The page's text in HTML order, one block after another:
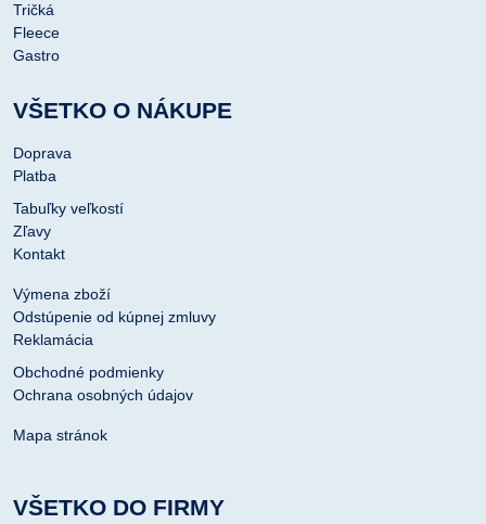
Tričká
Fleece
Gastro
VŠETKO O NÁKUPE
Doprava
Platba
Tabuľky veľkostí
Zľavy
Kontakt
Výmena zboží
Odstúpenie od kúpnej zmluvy
Reklamácia
Obchodné podmienky
Ochrana osobných údajov
Mapa stránok
VŠETKO DO FIRMY